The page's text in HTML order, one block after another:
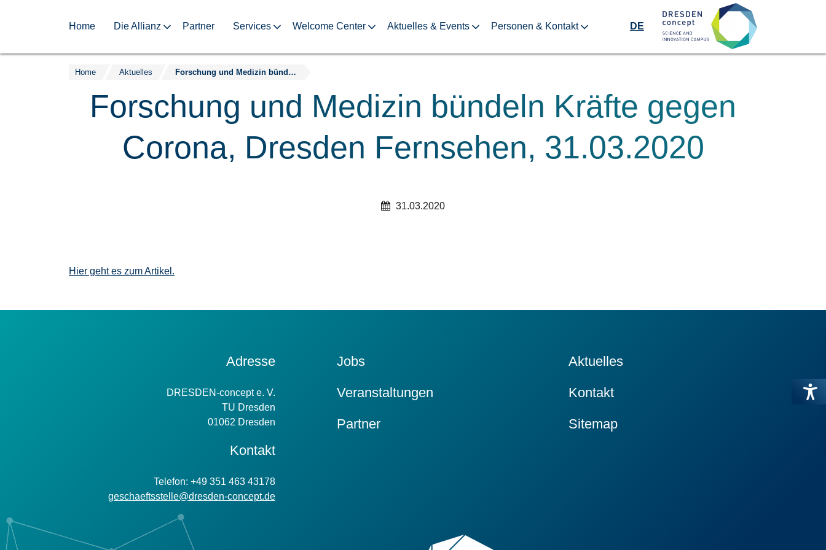
Home Die Allianz Partner Services Welcome Center Aktuelles & Events Personen & Kontakt DE
Home Aktuelles Forschung und Medizin bündeln Kräfte gegen Corona, Dresden Fernsehen, 31.03.2020
Forschung und Medizin bündeln Kräfte gegen
Corona, Dresden Fernsehen, 31.03.2020
31.03.2020
Hier geht es zum Artikel.
Adresse
DRESDEN-concept e. V.
TU Dresden
01062 Dresden
Kontakt
Telefon: +49 351 463 43178
geschaeftsstelle@dresden-concept.de
Jobs Aktuelles
Veranstaltungen Kontakt
Partner Sitemap